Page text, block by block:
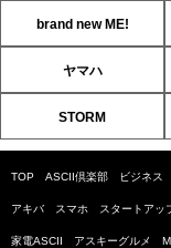
brand new ME!
ヤマハ
STORM
TOP ASCII倶楽部 ビジネス
アキバ スマホ スタートアッ
家電ASCII アスキーグルメ